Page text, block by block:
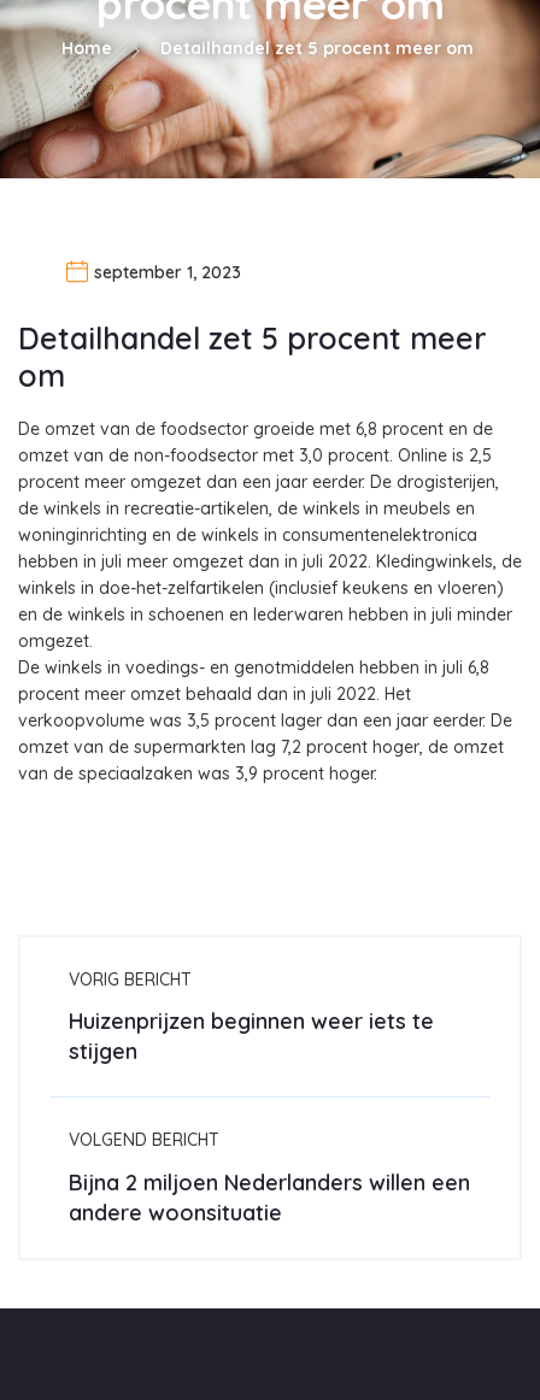
Home Detailhandel zet 5 procent meer om
september 1, 2023
Detailhandel zet 5 procent meer
om
De omzet van de foodsector groeide met 6,8 procent en de
omzet van de non-foodsector met 3,0 procent. Online is 2,5
procent meer omgezet dan een jaar eerder. De drogisterijen,
de winkels in recreatie-artikelen, de winkels in meubels en
woninginrichting en de winkels in consumentenelektronica
hebben in juli meer omgezet dan in juli 2022. Kledingwinkels, de
winkels in doe-het-zelfartikelen (inclusief keukens en vloeren)
en de winkels in schoenen en lederwaren hebben in juli minder
omgezet.
De winkels in voedings- en genotmiddelen hebben in juli 6,8
procent meer omzet behaald dan in juli 2022. Het
verkoopvolume was 3,5 procent lager dan een jaar eerder. De
omzet van de supermarkten lag 7,2 procent hoger, de omzet
van de speciaalzaken was 3,9 procent hoger.
VORIG BERICHT
Huizenprijzen beginnen weer iets te
stijgen
VOLGEND BERICHT
Bijna 2 miljoen Nederlanders willen een
andere woonsituatie